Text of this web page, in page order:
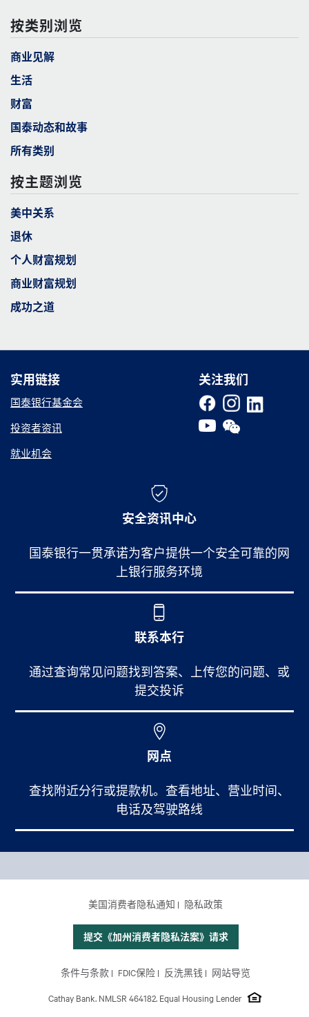
按类别浏览
商业见解
生活
财富
国泰动态和故事
所有类别
按主题浏览
美中关系
退休
个人财富规划
商业财富规划
成功之道
关注我们
实用链接
实用链接
国泰银行基金会
投资者资讯
就业机会
安全资讯中心
国泰银行一贯承诺为客户提供一个安全可靠的网
上银行服务环境
联系本行
通过查询常见问题找到答案、上传您的问题、或
提交投诉
网点
查找附近分行或提款机。查看地址、营业时间、
电话及驾驶路线
个人银行
美国消费者隐私通知 隐私政策
提交《加州消费者隐私法案》请求
Footer Site Map
条件与条款 FDIC保险 反洗黑钱 网站导览
Cathay Bank. NMLSR 464182. Equal Housing Lender